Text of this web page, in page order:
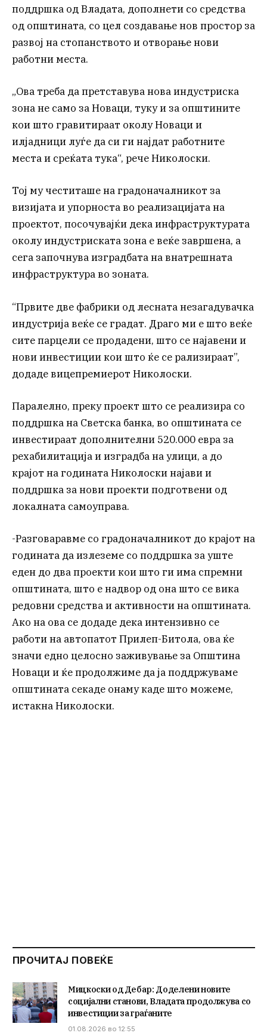
поддршка од Владата, дополнети со средства
од општината, со цел создавање нов простор за
развој на стопанството и отворање нови
работни места.
„Ова треба да претставува нова индустриска
зона не само за Новаци, туку и за општините
кои што гравитираат околу Новаци и
илјадници луѓе да си ги најдат работните
места и среќата тука“, рече Николоски.
Тој му честиташе на градоначалникот за
визијата и упорноста во реализацијата на
проектот, посочувајќи дека инфраструктурата
околу индустриската зона е веќе завршена, а
сега започнува изградбата на внатрешната
инфраструктура во зоната.
“Првите две фабрики од лесната незагадувачка
индустрија веќе се градат. Драго ми е што веќе
сите парцели се продадени, што се најавени и
нови инвестиции кои што ќе се рализираат”,
додаде вицепремиерот Николоски.
Паралелно, преку проект што се реализира со
поддршка на Светска банка, во општината се
инвестираат дополнителни 520.000 евра за
рехабилитација и изградба на улици, а до
крајот на годината Николоски најави и
поддршка за нови проекти подготвени од
локалната самоуправа.
-Разговаравме со градоначалникот до крајот на
годината да излеземе со поддршка за уште
еден до два проекти кои што ги има спремни
општината, што е надвор од она што се вика
редовни средства и активности на општината.
Ако на ова се додаде дека интензивно се
работи на автопатот Прилеп-Битола, ова ќе
значи едно целосно заживување за Општина
Новаци и ќе продолжиме да ја поддржуваме
општината секаде онаму каде што можеме,
истакна Николоски.
ПРОЧИТАЈ ПОВЕЌЕ
Мицкоски од Дебар: Доделени новите
социјални станови, Владата продолжува со
инвестиции за граѓаните
01.08.2026 во 12:55